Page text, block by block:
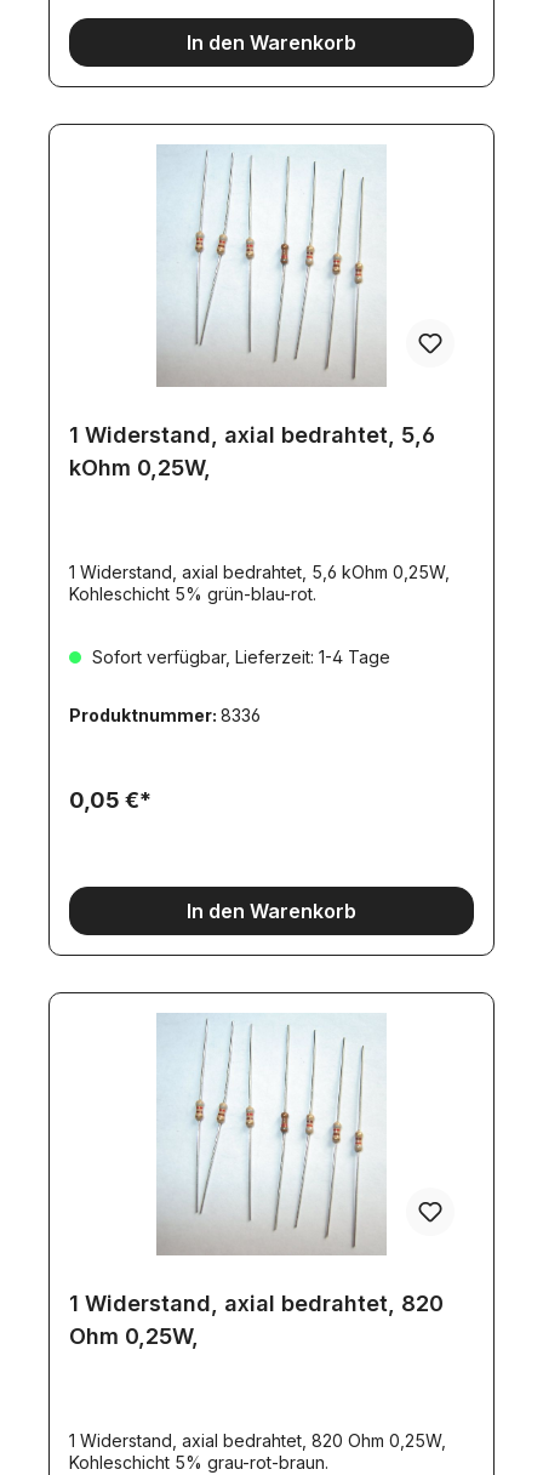
In den Warenkorb
1 Widerstand, axial bedrahtet, 5,6
kOhm 0,25W,
1 Widerstand, axial bedrahtet, 5,6 kOhm 0,25W,
Kohleschicht 5% grün-blau-rot.
Sofort verfügbar, Lieferzeit: 1-4 Tage
Produktnummer: 8336
0,05 €*
In den Warenkorb
1 Widerstand, axial bedrahtet, 820
Ohm 0,25W,
1 Widerstand, axial bedrahtet, 820 Ohm 0,25W,
Kohleschicht 5% grau-rot-braun.